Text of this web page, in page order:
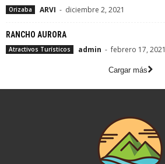
Orizaba ARVI - diciembre 2, 2021
RANCHO AURORA
Atractivos Turísticos admin - febrero 17, 2021
Cargar más